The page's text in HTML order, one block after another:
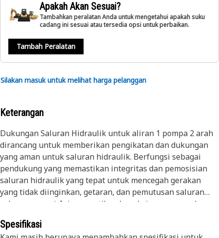
Apakah Akan Sesuai?
Tambahkan peralatan Anda untuk mengetahui apakah suku
cadang ini sesuai atau tersedia opsi untuk perbaikan.
Tambah Peralatan
Silakan masuk untuk melihat harga pelanggan
Keterangan
Dukungan Saluran Hidraulik untuk aliran 1 pompa 2 arah
dirancang untuk memberikan pengikatan dan dukungan
yang aman untuk saluran hidraulik. Berfungsi sebagai
pendukung yang memastikan integritas dan pemosisian
saluran hidraulik yang tepat untuk mencegah gerakan
yang tidak diinginkan, getaran, dan pemutusan saluran
selama operasi. Ini memastikan koneksi yang aman dan
untuk memberi daya pada komponen hidraulik. Penopang
Spesifikasi